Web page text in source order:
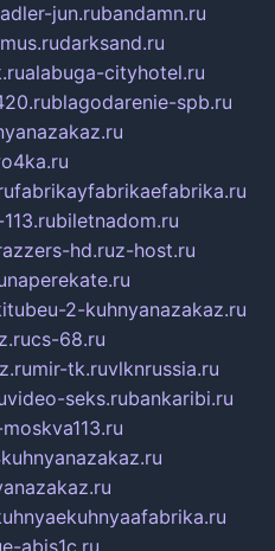
adler-jun.rubandamn.ru
darksand.ru
alabuga-cityhotel.ru
blagodarenie-spb.ru
fabrikayfabrikaefabrika.ru
biletnadom.ru
hd.ruz-host.ru
naperekate.ru
2-kuhnyanazakaz.ru
cs-68.ru
mir-tk.ruvlknrussia.ru
video-seks.rubankaribi.ru